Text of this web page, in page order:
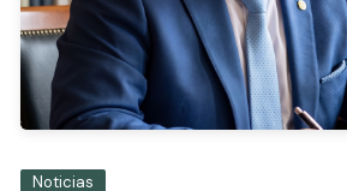
Noticias